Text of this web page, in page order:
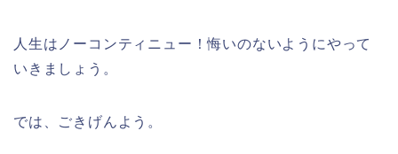
人生はノーコンティニュー！悔いのないようにやって
いきましょう。
では、ごきげんよう。